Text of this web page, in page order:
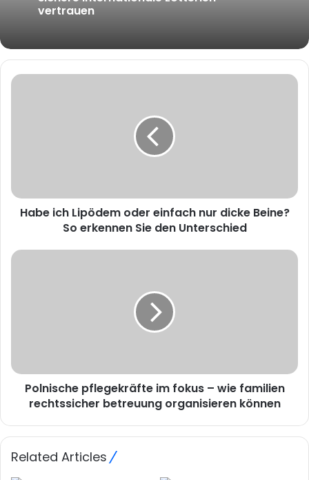
vertrauen
Habe ich Lipödem oder einfach nur dicke Beine?
So erkennen Sie den Unterschied
Polnische pflegekräfte im fokus – wie familien
rechtssicher betreuung organisieren können
Related Articles